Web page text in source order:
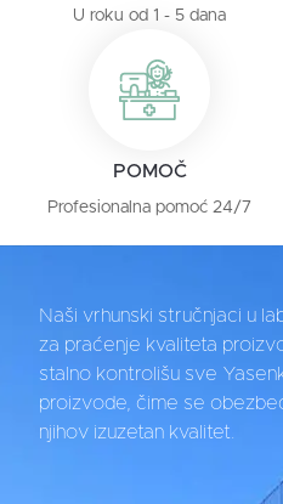
U roku od 1 - 5 dana
POMOČ
Profesionalna pomoć 24/7
Naši vrhunski stručnjaci u
za praćenje kvaliteta
stalno kontrolišu sve
proizvode, čime se
njihov izuzetan kvalitet.